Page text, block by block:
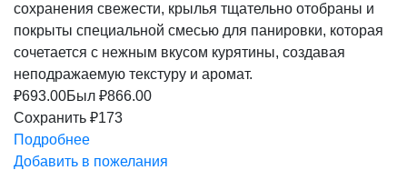
сохранения свежести, крылья тщательно отобраны и
покрыты специальной смесью для панировки, которая
сочетается с нежным вкусом курятины, создавая
неподражаемую текстуру и аромат.
₽693.00Был ₽866.00
Сохранить ₽173
Подробнее
Добавить в пожелания